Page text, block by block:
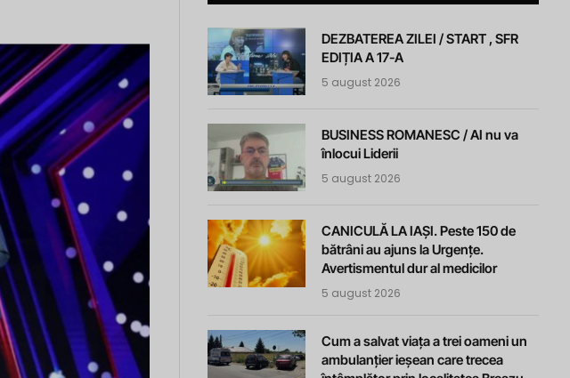
DEZBATEREA ZILEI / START , SFR
EDIȚIA A 17-A
5 august 2026
BUSINESS ROMANESC / AI nu va
înlocui Liderii
5 august 2026
CANICULĂ LA IAȘI. Peste 150 de
bătrâni au ajuns la Urgențe.
Avertismentul dur al medicilor
5 august 2026
Cum a salvat viața a trei oameni un
ambulanțier ieșean care trecea